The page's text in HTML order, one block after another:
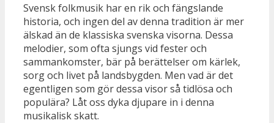
Svensk folkmusik har en rik och fängslande
historia, och ingen del av denna tradition är mer
älskad än de klassiska svenska visorna. Dessa
melodier, som ofta sjungs vid fester och
sammankomster, bär på berättelser om kärlek,
sorg och livet på landsbygden. Men vad är det
egentligen som gör dessa visor så tidlösa och
populära? Låt oss dyka djupare in i denna
musikalisk skatt.